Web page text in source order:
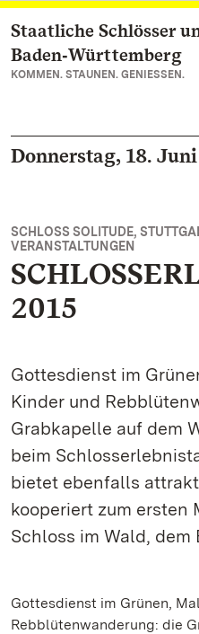
Zum Hauptinhalt
Staatliche Schlösser
Baden‑Württemberg
KOMMEN. STAUNEN. GENIESSEN.
Donnerstag, 18.
SCHLOSS SOLITUDE,
VERANSTALTUNGEN
2015
Gottesdienst im
Kinder und
Grabkapelle auf dem
beim
bietet ebenfalls
kooperiert zum ersten
Schloss im Wald, dem
Gottesdienst im Grünen,
Rebblütenwanderung: die